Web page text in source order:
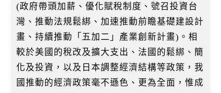
(政府帶頭加薪、優化賦稅制度、號召投資台
灣、推動法規鬆綁、加速推動前瞻基礎建設計
畫、持續推動「五加二」產業創新計畫)。相
較於美國的稅改及擴大支出、法國的鬆綁、簡
化及投資，以及日本調整經濟結構等政策，我
國推動的經濟政策毫不遜色、更為全面，惟成